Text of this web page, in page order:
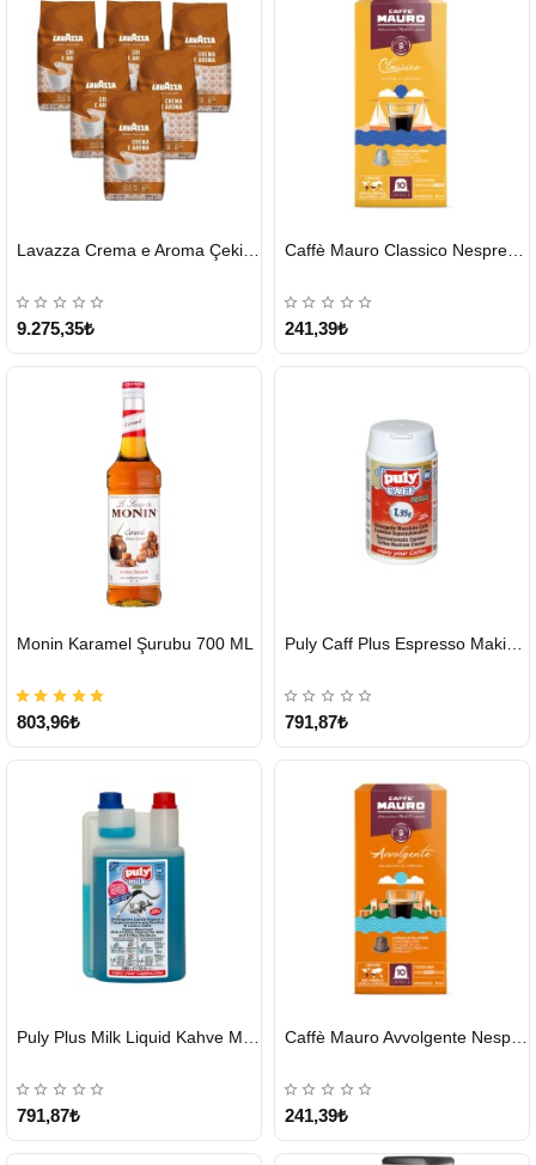
GÖNDERİ
9.275,35₺
GÖNDERİ
Caffè Mauro Classico Nespresso Kapsül
241,39₺
GÖNDERİ
Monin Karamel Şurubu 700 ML
803,96₺
GÖNDERİ
Puly Caff Plus Espresso Makinesi Temizleyici Tablet 100 x 1.35 G
791,87₺
GÖNDERİ
791,87₺
GÖNDERİ
Caffè Mauro Avvolgente Nespresso Kapsül
241,39₺